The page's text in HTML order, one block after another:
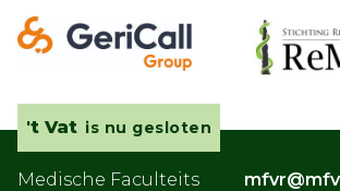
't Vat is nu gesloten
Medische Faculteits